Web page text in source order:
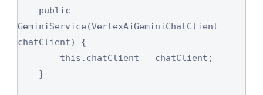
GeminiService(VertexAiGeminiChatClient
chatClient) {